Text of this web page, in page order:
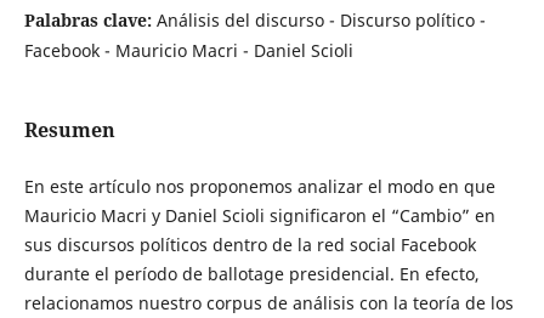
Palabras clave: Análisis del discurso - Discurso político -
Facebook - Mauricio Macri - Daniel Scioli
Resumen
En este artículo nos proponemos analizar el modo en que
Mauricio Macri y Daniel Scioli significaron el “Cambio” en
sus discursos políticos dentro de la red social Facebook
durante el período de ballotage presidencial. En efecto,
relacionamos nuestro corpus de análisis con la teoría de los